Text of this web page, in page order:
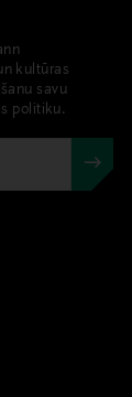
kultūras
savu
politiku.